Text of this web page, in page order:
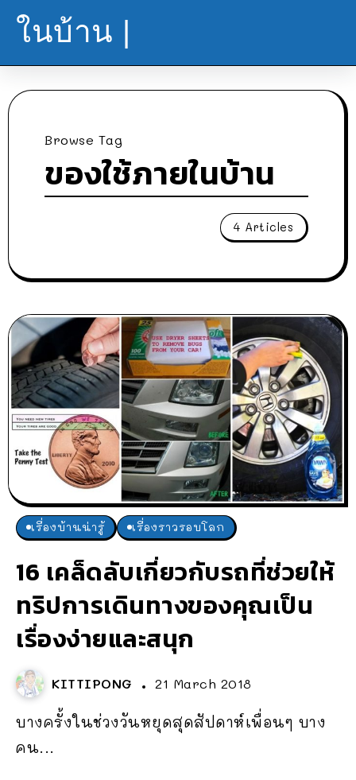
ในบ้าน |
Browse Tag
ของใช้ภายในบ้าน
4 Articles
เรื่องบ้านน่ารู้ เรื่องราวรอบโลก
16 เคล็ดลับเกี่ยวกับรถที่ช่วยให้
ทริปการเดินทางของคุณเป็น
เรื่องง่ายและสนุก
KITTIPONG 21 March 2018
บางครั้งในช่วงวันหยุดสุดสัปดาห์เพื่อนๆ บาง
คน...